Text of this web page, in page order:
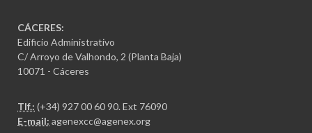
CÁCERES:
Edificio Administrativo
C/ Arroyo de Valhondo, 2 (Planta Baja)
10071 - Cáceres
Tlf.: (+34) 927 00 60 90. Ext 76090
E-mail: agenexcc@agenex.org